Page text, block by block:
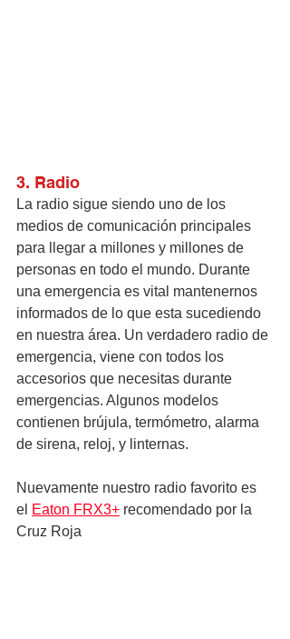
3. Radio
La radio sigue siendo uno de los
medios de comunicación principales
para llegar a millones y millones de
personas en todo el mundo. Durante
una emergencia es vital mantenernos
informados de lo que esta sucediendo
en nuestra área. Un verdadero radio de
emergencia, viene con todos los
accesorios que necesitas durante
emergencias. Algunos modelos
contienen brújula, termómetro, alarma
de sirena, reloj, y linternas.
Nuevamente nuestro radio favorito es
el Eaton FRX3+ recomendado por la
Cruz Roja